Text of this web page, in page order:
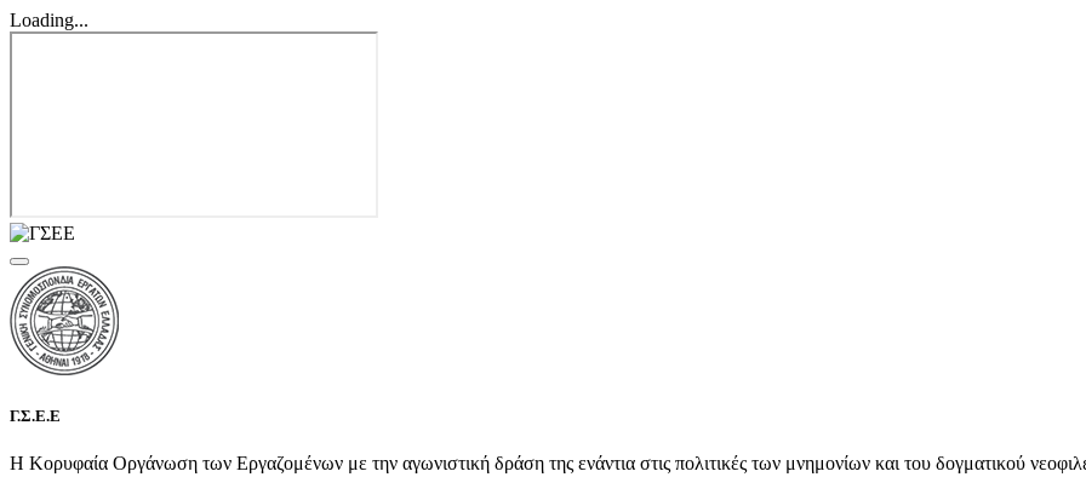
Loading...
Γ.Σ.Ε.Ε
Η Κορυφαία Οργάνωση των Εργαζομένων με την αγωνιστική δράση της ενάντια στις πολιτικές των μνημονίων και του δογματικού